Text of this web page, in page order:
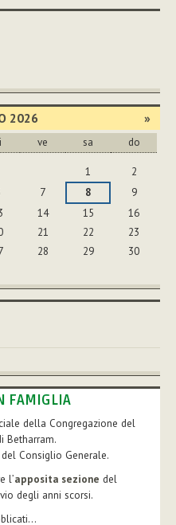
2026 »
ve sa do
1
2
7 8
9
14 15
16
21 22
23
28 29
30
FAMIGLIA
della Congregazione del
Betharram.
Consiglio Generale.
l’apposita sezione del
degli anni scorsi.